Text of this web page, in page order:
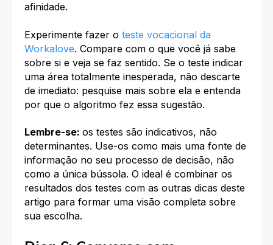
afinidade.
Experimente fazer o teste vocacional da
Workalove. Compare com o que você já sabe
sobre si e veja se faz sentido. Se o teste indicar
uma área totalmente inesperada, não descarte
de imediato: pesquise mais sobre ela e entenda
por que o algoritmo fez essa sugestão.
Lembre-se: os testes são indicativos, não
determinantes. Use-os como mais uma fonte de
informação no seu processo de decisão, não
como a única bússola. O ideal é combinar os
resultados dos testes com as outras dicas deste
artigo para formar uma visão completa sobre
sua escolha.